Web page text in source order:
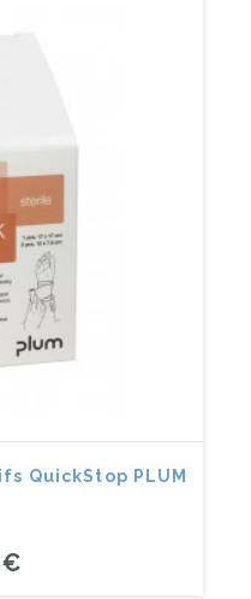
QuickStop PLUM
€